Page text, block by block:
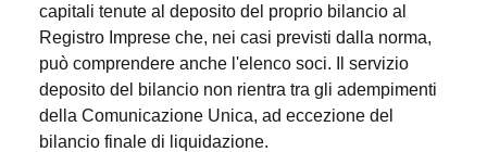
capitali tenute al deposito del proprio bilancio al
Registro Imprese che, nei casi previsti dalla norma,
può comprendere anche l'elenco soci. Il servizio
deposito del bilancio non rientra tra gli adempimenti
della Comunicazione Unica, ad eccezione del
bilancio finale di liquidazione.